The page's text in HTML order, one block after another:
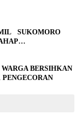
SUKOMORO
BERSIHKAN